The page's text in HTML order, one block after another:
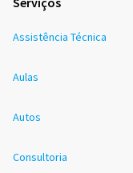
Assistência Técnica
Aulas
Autos
Consultoria